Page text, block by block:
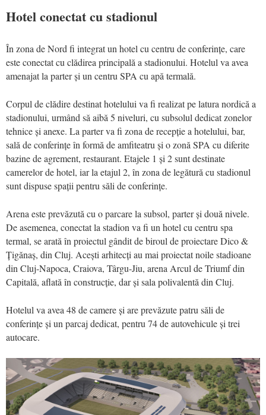
Hotel conectat cu stadionul
În zona de Nord fi integrat un hotel cu centru de conferințe, care
este conectat cu clădirea principală a stadionului. Hotelul va avea
amenajat la parter și un centru SPA cu apă termală.
Corpul de clădire destinat hotelului va fi realizat pe latura nordică a
stadionului, urmând să aibă 5 niveluri, cu subsolul dedicat zonelor
tehnice și anexe. La parter va fi zona de recepție a hotelului, bar,
sală de conferințe în formă de amfiteatru și o zonă SPA cu diferite
bazine de agrement, restaurant. Etajele 1 și 2 sunt destinate
camerelor de hotel, iar la etajul 2, în zona de legătură cu stadionul
sunt dispuse spații pentru săli de conferințe.
Arena este prevăzută cu o parcare la subsol, parter și două nivele.
De asemenea, conectat la stadion va fi un hotel cu centru spa
termal, se arată în proiectul gândit de biroul de proiectare Dico &
Țigănaș, din Cluj. Acești arhitecți au mai proiectat noile stadioane
din Cluj-Napoca, Craiova, Târgu-Jiu, arena Arcul de Triumf din
Capitală, aflată în construcție, dar și sala polivalentă din Cluj.
Hotelul va avea 48 de camere și are prevăzute patru săli de
conferințe și un parcaj dedicat, pentru 74 de autovehicule și trei
autocare.